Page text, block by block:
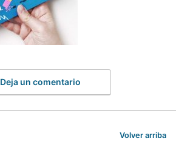
Deja un comentario
Volver arriba